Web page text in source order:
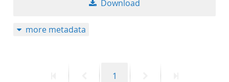
Download
more metadata
PreviousPage
1